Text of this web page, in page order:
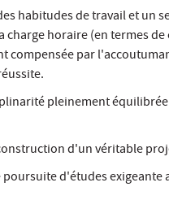
habitudes de travail et un
charge horaire (en termes
compensée par
pleinement
d'un véritable
d'études exigeante